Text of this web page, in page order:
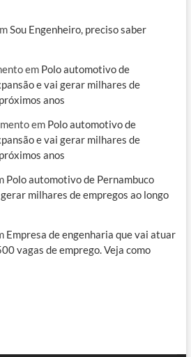
Sou Engenheiro, preciso saber
em Polo automotivo de
e vai gerar milhares de
anos
em Polo automotivo de
e vai gerar milhares de
anos
Polo automotivo de Pernambuco
milhares de empregos ao longo
Empresa de engenharia que vai atuar
vagas de emprego. Veja como